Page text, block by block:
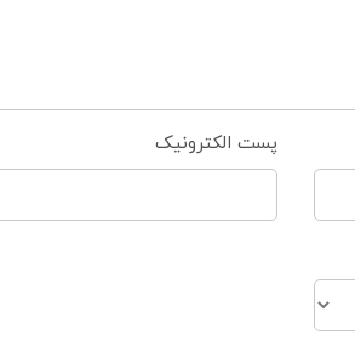
پست الکترونیک